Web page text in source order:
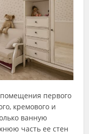
первого
кремового и
ванную
часть ее стен